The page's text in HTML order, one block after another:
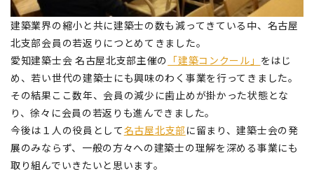
建築業界の縮小と共に建築士の数も減ってきている中、名古屋
北支部会員の若返りにつとめてきました。
愛知建築士会 名古屋北支部主催の 「建築コンクール」 をはじ
め、若い世代の建築士にも興味のわく事業を行ってきました。
その結果ここ数年、会員の減少に歯止めが掛かった状態とな
り、徐々に会員の若返りも進んできました。
今後は１人の役員として名古屋北支部 に留まり、建築士会の発
展のみならず、一般の方々への建築士の理解を深める事業にも
取り組んでいきたいと思います。